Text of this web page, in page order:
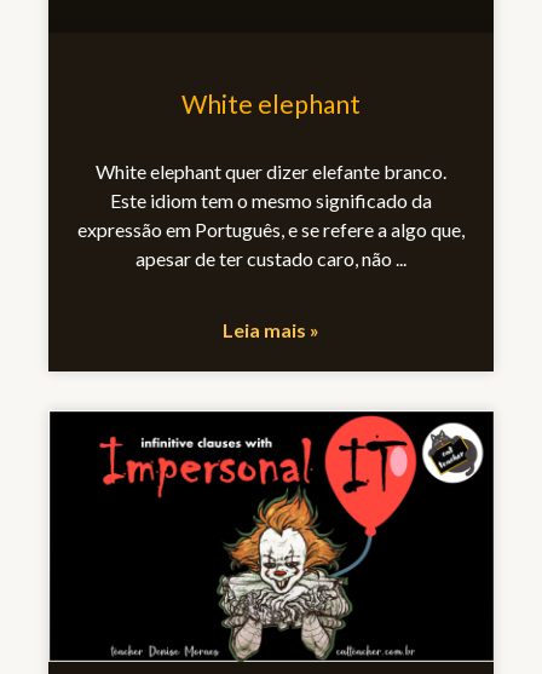
White elephant
White elephant quer dizer elefante branco.
Este idiom tem o mesmo significado da
expressão em Português, e se refere a algo que,
apesar de ter custado caro, não
Leia mais »